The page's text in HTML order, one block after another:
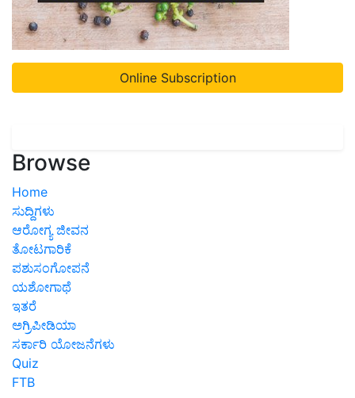
Online Subscription
Browse
Home
ಸುದ್ದಿಗಳು
ಆರೋಗ್ಯ ಜೀವನ
ತೋಟಗಾರಿಕೆ
ಪಶುಸಂಗೋಪನೆ
ಯಶೋಗಾಥೆ
ಇತರೆ
ಅಗ್ರಿಪೀಡಿಯಾ
ಸರ್ಕಾರಿ ಯೋಜನೆಗಳು
Quiz
FTB